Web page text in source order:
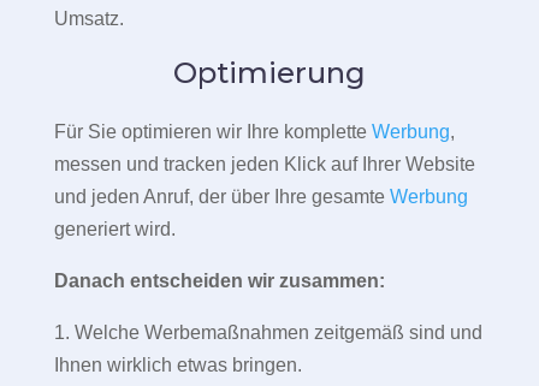
Umsatz.
Optimierung
Für Sie optimieren wir Ihre komplette Werbung,
messen und tracken jeden Klick auf Ihrer Website
und jeden Anruf, der über Ihre gesamte Werbung
generiert wird.
Danach entscheiden wir zusammen:
1. Welche Werbemaßnahmen zeitgemäß sind und
Ihnen wirklich etwas bringen.